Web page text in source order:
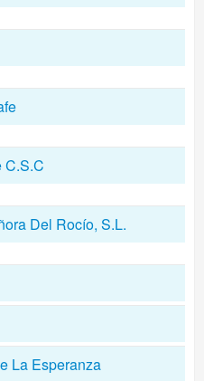
C.S.C
Del Rocío, S.L.
La Esperanza